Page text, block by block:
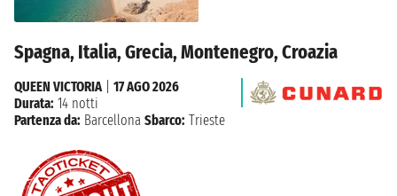
Spagna, Italia, Grecia, Montenegro, Croazia
QUEEN VICTORIA| 17 AGO 2026
Durata: 14 notti
Partenza da: Barcellona Sbarco: Trieste